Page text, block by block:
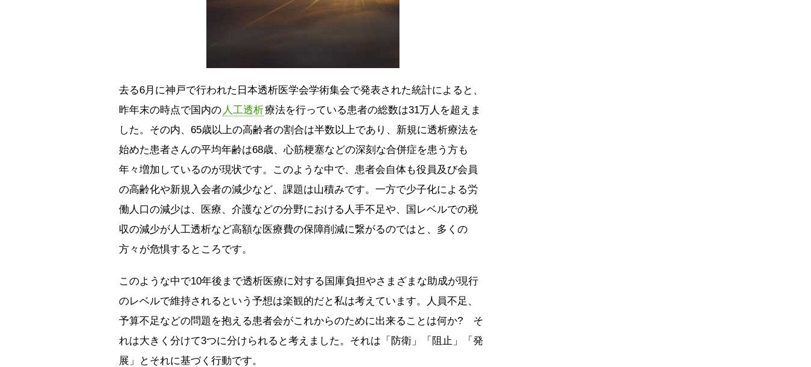
去る6月に神戸で行われた日本透析医学会学術集会で発表された統計によると、
昨年末の時点で国内の 人工透析療法を行っている患者の総数は31万人を超えま
した。その内、65歳以上の高齢者の割合は半数以上であり、新規に透析療法を
始めた患者さんの平均年齢は68歳、心筋梗塞などの深刻な合併症を患う方も
年々増加しているのが現状です。このような中で、患者会自体も役員及び会員
の高齢化や新規入会者の減少など、課題は山積みです。一方で少子化による労
働人口の減少は、医療、介護などの分野における人手不足や、国レベルでの税
収の減少が人工透析など高額な医療費の保障削減に繋がるのではと、多くの
方々が危惧するところです。
このような中で10年後まで透析医療に対する国庫負担やさまざまな助成が現行
のレベルで維持されるという予想は楽観的だと私は考えています。人員不足、
予算不足などの問題を抱える患者会がこれからのために出来ることは何か? そ
れは大きく分けて3つに分けられると考えました。それは「防衛」「阻止」「発
展」とそれに基づく行動です。